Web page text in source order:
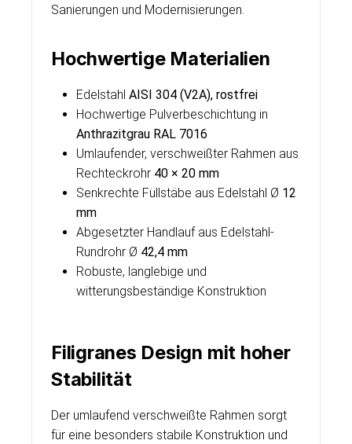
Sanierungen und Modernisierungen.
Hochwertige Materialien
Edelstahl AISI 304 (V2A), rostfrei
Hochwertige Pulverbeschichtung in
Anthrazitgrau RAL 7016
Umlaufender, verschweißter Rahmen aus
Rechteckrohr 40 × 20 mm
Senkrechte Füllstäbe aus Edelstahl Ø 12
mm
Abgesetzter Handlauf aus Edelstahl-
Rundrohr Ø 42,4 mm
Robuste, langlebige und
witterungsbeständige Konstruktion
Filigranes Design mit hoher
Stabilität
Der umlaufend verschweißte Rahmen sorgt
für eine besonders stabile Konstruktion und